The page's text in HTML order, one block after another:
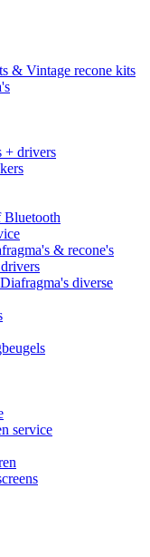
& Vintage recone kits
+ drivers
Bluetooth
& recone's
diverse
service